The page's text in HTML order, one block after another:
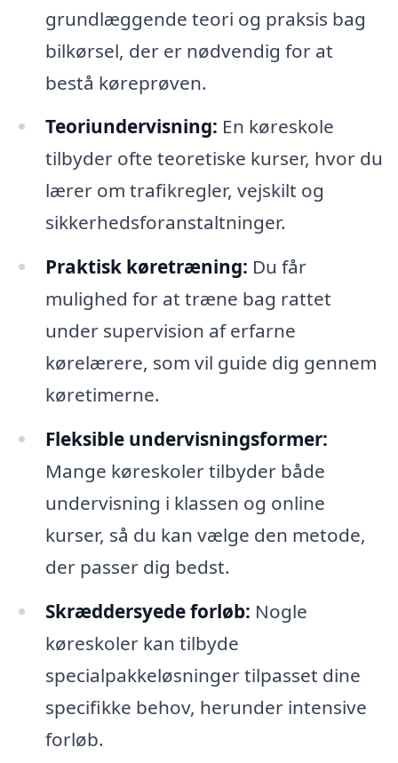
grundlæggende teori og praksis bag
bilkørsel, der er nødvendig for at
bestå køreprøven.
Teoriundervisning: En køreskole
tilbyder ofte teoretiske kurser, hvor du
lærer om trafikregler, vejskilt og
sikkerhedsforanstaltninger.
Praktisk køretræning: Du får
mulighed for at træne bag rattet
under supervision af erfarne
kørelærere, som vil guide dig gennem
køretimerne.
Fleksible undervisningsformer:
Mange køreskoler tilbyder både
undervisning i klassen og online
kurser, så du kan vælge den metode,
der passer dig bedst.
Skræddersyede forløb: Nogle
køreskoler kan tilbyde
specialpakkeløsninger tilpasset dine
specifikke behov, herunder intensive
forløb.